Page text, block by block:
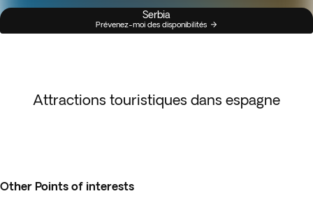
Serbia
Prévenez-moi des disponibilités
Attractions touristiques dans espagne
Other Points of interests